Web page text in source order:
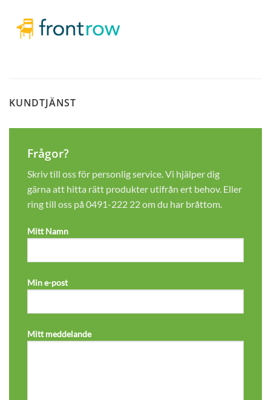
KUNDTJÄNST
Frågor?
Skriv till oss för personlig service. Vi hjälper dig
gärna att hitta rätt produkter utifrån ert behov. Eller
ring till oss på 0491-222 22om du har bråttom.
Mitt Namn
Min e-post
Mitt meddelande